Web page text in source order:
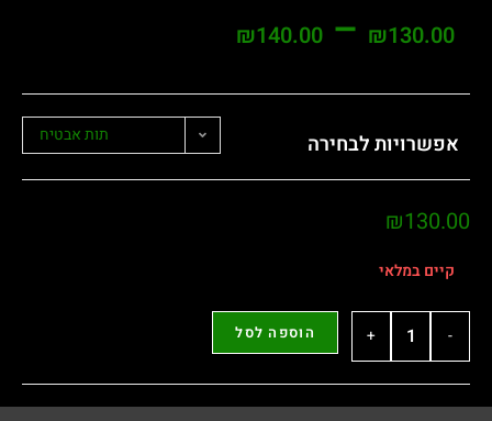
₪
–
₪140.00
לבחירה תות אבטיח
₪
במלאי
הוספה לסל